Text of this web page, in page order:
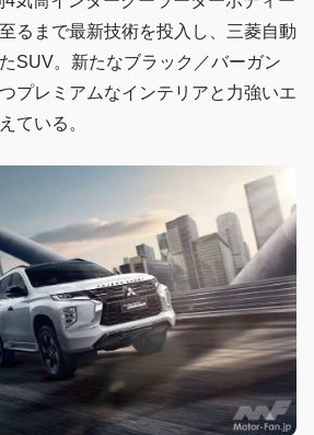
るまで最新技術を投入し、三菱自動
SUV。新たなブラック／バーガン
プレミアムなインテリアと力強いエ
ている。